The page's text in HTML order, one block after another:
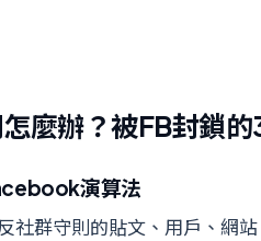
麼辦？被FB封鎖
演算法
社群守則的貼文、用戶、網